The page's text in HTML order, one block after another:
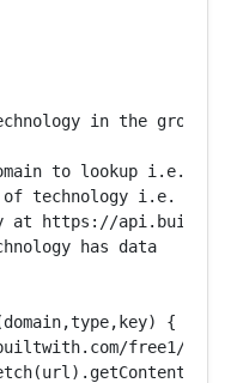
in the group
to lookup i.e.
of technology i.e.
at https://
has data
{
free1/